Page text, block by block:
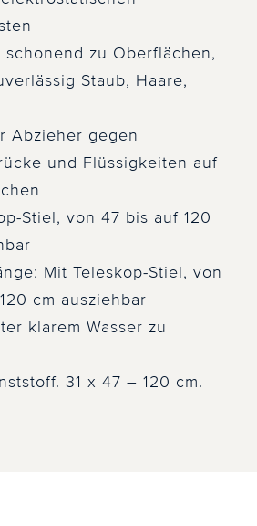
schonend zu Oberflächen,
Staub, Haare,
Abzieher gegen
und Flüssigkeiten auf
Stiel, von 47 bis auf 120
Mit Teleskop-Stiel, von
cm ausziehbar
klarem Wasser zu
31 x 47 – 120 cm.